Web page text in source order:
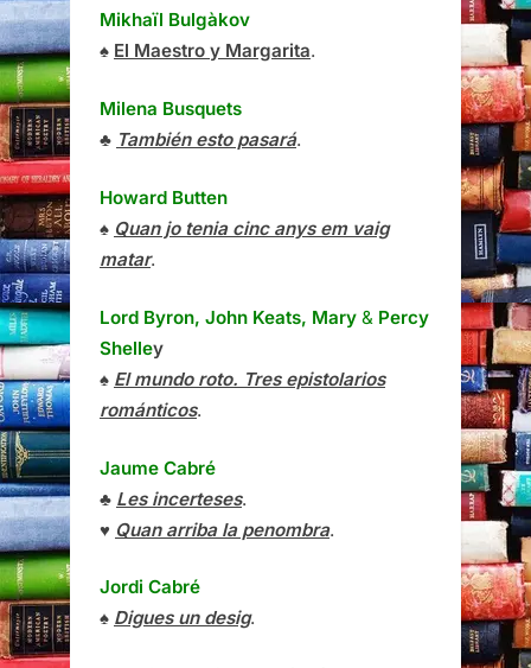
Mikhaïl Bulgàkov
♠ El Maestro y Margarita.
Milena Busquets
♣ También esto pasará.
Howard Butten
♠ Quan jo tenia cinc anys em vaig
matar.
Lord Byron, John Keats, Mary & Percy
Shelley
♠ El mundo roto. Tres epistolarios
románticos.
Jaume Cabré
♣ Les incerteses.
♥ Quan arriba la penombra.
Jordi Cabré
♠ Digues un desig.